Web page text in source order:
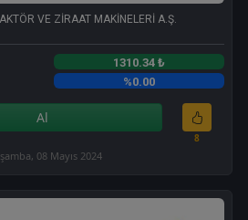
VE ZİRAAT MAKİNELERİ A.Ş.
1310.34 ₺
%0.00
Al
8
08 Mayıs 2024